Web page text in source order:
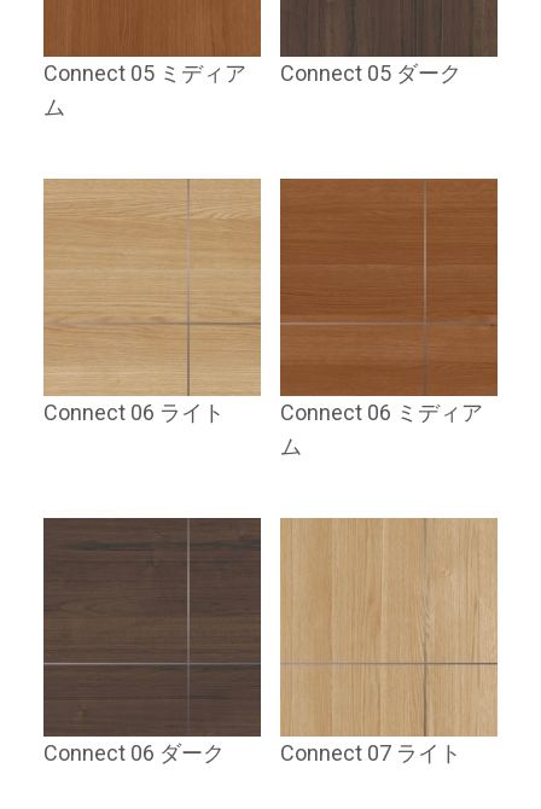
Connect 05 ミディア
ム
Connect 05 ダーク
Connect 06 ライト
Connect 06 ミディア
ム
Connect 06 ダーク Connect 07 ライト